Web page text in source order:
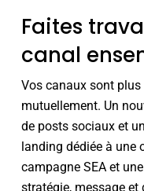
Faites
canal
Vos canaux sont
mutuellement. Un
de posts sociaux et
landing dédiée à une
campagne SEA et
stratégie, message et